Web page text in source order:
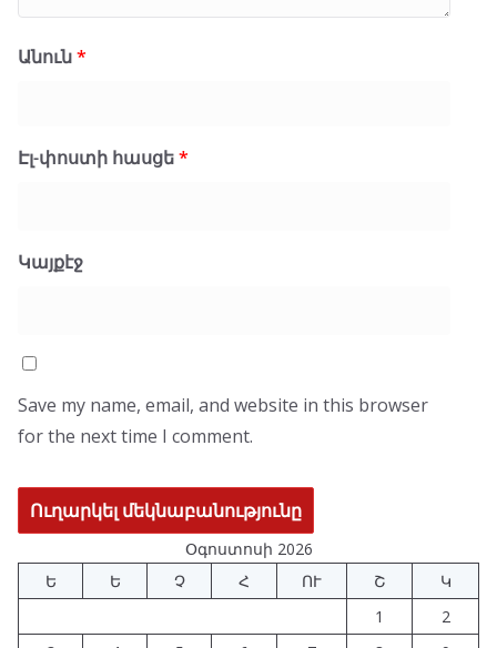
Անուն*
Էլ-փոստի հասցե*
Կայքէջ
Save my name, email, and website in this browser
for the next time I comment.
Օգոստոսի 2026
Ե
Ե Չ Հ ՈՒ Շ
Կ
1
2